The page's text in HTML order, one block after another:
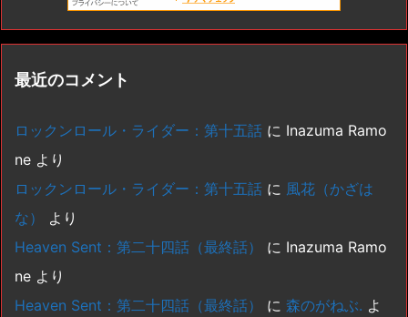
最近のコメント
ロックンロール・ライダー：第十五話 に Inazuma Ramo
ne より
ロックンロール・ライダー：第十五話 に 風花（かざは
な）
より
Heaven Sent：第二十四話（最終話）
に Inazuma Ramo
ne より
Heaven Sent：第二十四話（最終話）
に 森のがねぶ. よ